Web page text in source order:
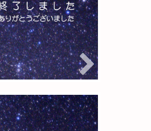
年9月7日
ールの観測会
ールの観測
92夜・天の